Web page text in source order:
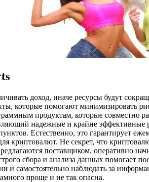
доход, иначе ресурсы будут
которые помогают минимизировать
продуктам, которые совместно
надежные и крайне эффективные
Естественно, это гарантирует
криптовалют. Не секрет, что
поставщиком, оперативно
сбора и анализа данных помогает
и самостоятельно наблюдать за
проще и не так опасна.